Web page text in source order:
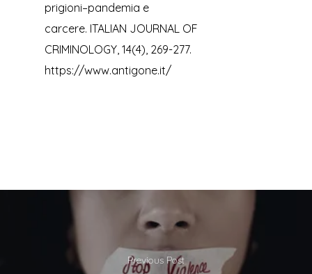
prigioni–pandemia e
carcere. ITALIAN JOURNAL OF
CRIMINOLOGY, 14(4), 269-277.
https://www.antigone.it/
Previous Post